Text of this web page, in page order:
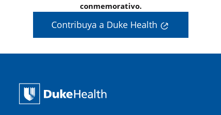
conmemorativo.
Contribuya a Duke Health